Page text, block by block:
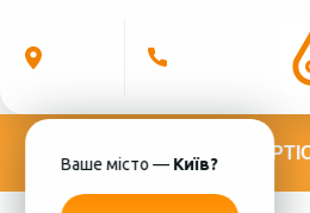
Ваше місто —Київ?
РОЗРАХУВАТИ